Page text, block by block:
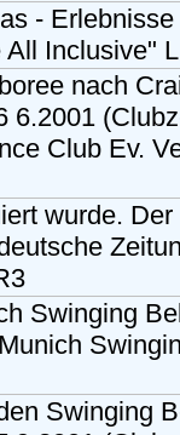
-
All Inclusive"
nach
6.2001
Club Ev.
wurde. Der
Swinging
Swinging